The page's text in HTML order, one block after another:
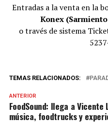
Entradas a la venta en la
Konex (Sarmiento
o través de sistema
TEMAS RELACIONADOS:
ANTERIOR
FoodSound: llega a
música, foodtrucks y